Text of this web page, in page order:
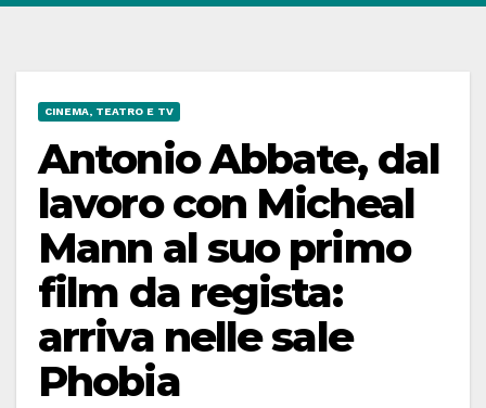
CINEMA, TEATRO E TV
Antonio Abbate, dal
lavoro con Micheal
Mann al suo primo
film da regista:
arriva nelle sale
Phobia